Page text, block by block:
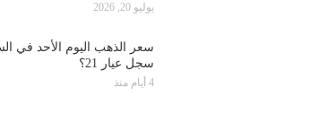
يوليو 20, 2026
سعر الذهب اليوم الأحد في
سجل عيار 21؟
4 أيام منذ